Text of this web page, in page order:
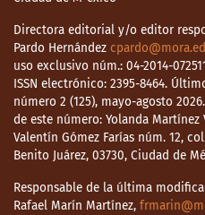
Directora editorial y/o editor
Pardo Hernández
uso exclusivo núm.: 04-2014-
ISSN electrónico: 2395-8464.
número 2 (125), mayo-agosto
de este número: Yolanda
Valentín Gómez Farías núm. 12,
Benito Juárez, 03730, Ciudad de
Responsable de la última
Rafael Marín Martínez,